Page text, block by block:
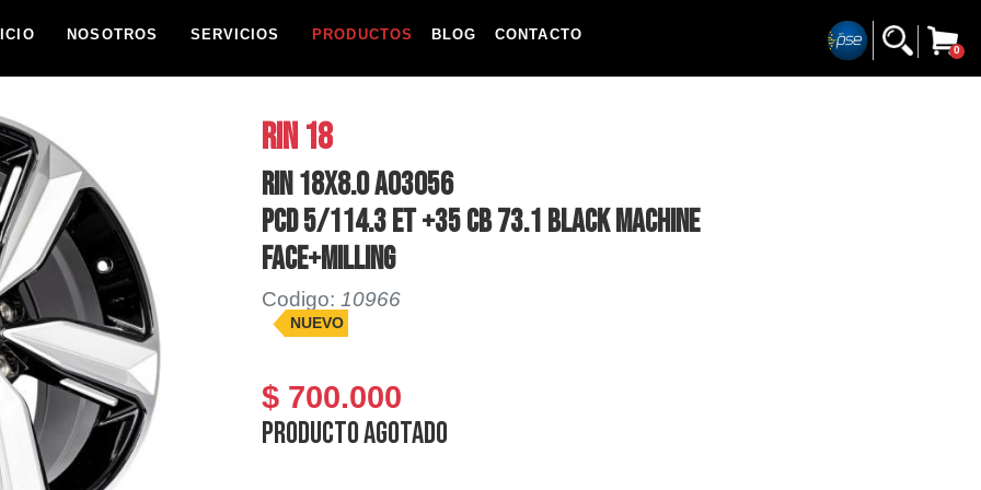
0
NOSOTROS SERVICIOS PRODUCTOS BLOG CONTACTO
RIN 18
RIN 18X8.0 AO3056
PCD 5/114.3 ET +35 CB 73.1 BLACK MACHINE
FACE+MILLING
Codigo: 10966
NUEVO
$ 700.000
Producto agotado